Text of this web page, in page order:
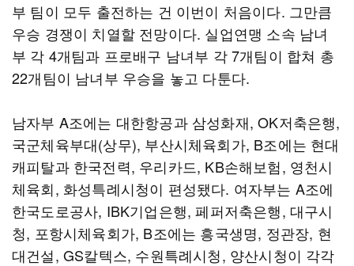
부 팀이 모두 출전하는 건 이번이 처음이다. 그만큼
우승 경쟁이 치열할 전망이다. 실업연맹 소속 남녀
부 각 4개팀과 프로배구 남녀부 각 7개팀이 합쳐 총
22개팀이 남녀부 우승을 놓고 다툰다.
남자부 A조에는 대한항공과 삼성화재, OK저축은행,
국군체육부대(상무), 부산시체육회가, B조에는 현대
캐피탈과 한국전력, 우리카드, KB손해보험, 영천시
체육회, 화성특례시청이 편성됐다. 여자부는 A조에
한국도로공사, IBK기업은행, 페퍼저축은행, 대구시
청, 포항시체육회가, B조에는 흥국생명, 정관장, 현
대건설, GS칼텍스, 수원특례시청, 양산시청이 각각